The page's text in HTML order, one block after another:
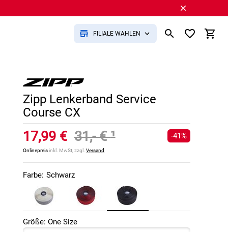
FILIALE WÄHLEN
Zipp Lenkerband Service
Course CX
17,99 € 31,- €¹
Onlinepreisinkl. MwSt, zzgl.Versand
-41%
Farbe: Schwarz
Größe: One Size